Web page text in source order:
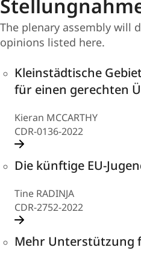
The plenary assembly will
opinions listed here.
Opinions
(10)
Kleinstädtische
für einen gerechten
Kieran MCCARTHY
CDR-0136-2022
Die künftige EU-
Tine RADINJA
CDR-2752-2022
Mehr Unterstützung